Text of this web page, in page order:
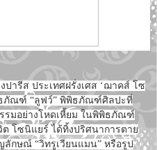
รีส ประเทศฝรั่งเศส ‘ฌาคส์ โซ
ภัณฑ์ “ลูฟว์” พิพิธภัณฑ์ศิลปะที่
รมอย่างโหดเหี้ยม ในพิพิธภัณฑ์
ต โซนิแยร์ ได้ทิ้งปริศนาการตาย
กษณ์ “วิทรูเวียนแมน” หรือรูป